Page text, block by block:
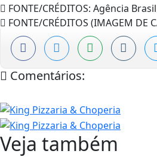
FONTE/CRÉDITOS: Agência Brasil
FONTE/CRÉDITOS (IMAGEM DE
Comentários:
Veja também